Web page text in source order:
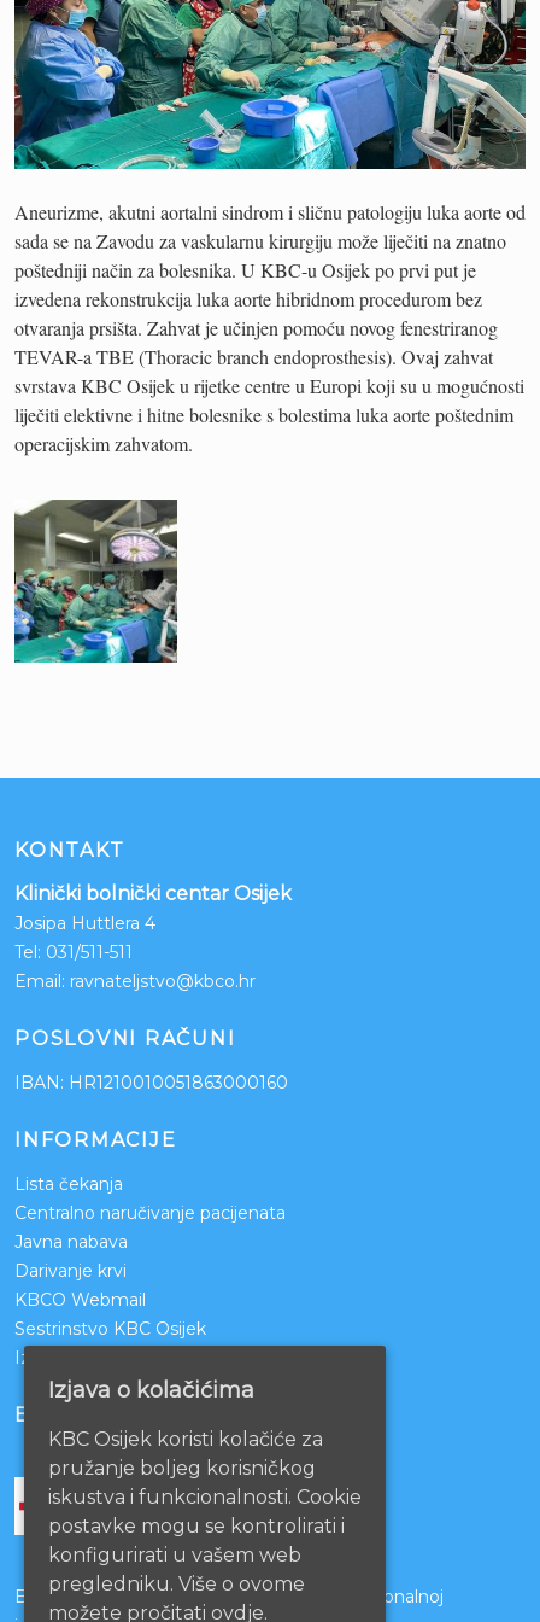
Aneurizme, akutni aortalni sindrom i sličnu patologiju luka aorte od
sada se na Zavodu za vaskularnu kirurgiju može liječiti na znatno
poštedniji način za bolesnika. U KBC-u Osijek po prvi put je
izvedena rekonstrukcija luka aorte hibridnom procedurom bez
otvaranja prsišta. Zahvat je učinjen pomoću novog fenestriranog
TEVAR-a TBE (Thoracic branch endoprosthesis). Ovaj zahvat
svrstava KBC Osijek u rijetke centre u Europi koji su u mogućnosti
liječiti elektivne i hitne bolesnike s bolestima luka aorte poštednim
operacijskim zahvatom.
KONTAKT
Klinički bolnički centar Osijek
Josipa Huttlera 4
Tel: 031/511-511
Email: ravnateljstvo@kbco.hr
POSLOVNI RAČUNI
IBAN: HR1210010051863000160
INFORMACIJE
Lista čekanja
Centralno naručivanje pacijenata
Javna nabava
Darivanje krvi
KBCO Webmail
Sestrinstvo KBC Osijek
Izjava o pristupačnosti mrežnih stranica
BOLNICE PARTNERI
Bolnice s kojima je potpisan ugovor o funkcionalnoj
Izjava o kolačićima
KBC Osijek koristi kolačiće za
pružanje boljeg korisničkog
iskustva i funkcionalnosti. Cookie
postavke mogu se kontrolirati i
konfigurirati u vašem web
pregledniku. Više o ovome
možete pročitati ovdje.